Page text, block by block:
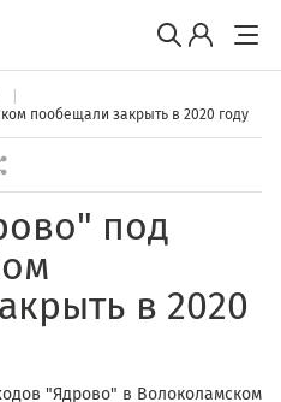
пообещали закрыть в 2020 году
под
в 2020
"Ядрово" в Волоколамском